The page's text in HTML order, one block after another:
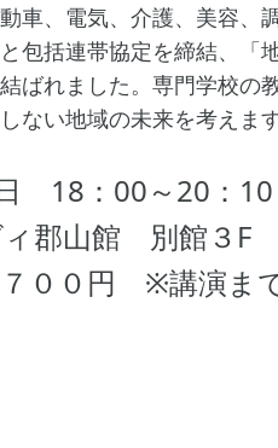
車、電気、介護、美容、
包括連帯協定を締結、「
ばれました。専門学校の
ない地域の未来を考えます
18：00～20：10
ィ郡山館 別館３F
００円 ※講演ま